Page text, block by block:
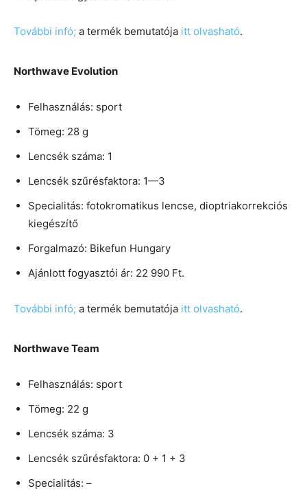
További infó; a termék bemutatója itt olvasható.
Northwave Evolution
Felhasználás: sport
Tömeg: 28 g
Lencsék száma: 1
Lencsék szűrésfaktora: 1—3
Specialitás: fotokromatikus lencse, dioptriakorrekciós
kiegészítő
Forgalmazó: Bikefun Hungary
Ajánlott fogyasztói ár: 22 990 Ft.
További infó; a termék bemutatója itt olvasható.
Northwave Team
Felhasználás: sport
Tömeg: 22 g
Lencsék száma: 3
Lencsék szűrésfaktora: 0 + 1 + 3
Specialitás: –